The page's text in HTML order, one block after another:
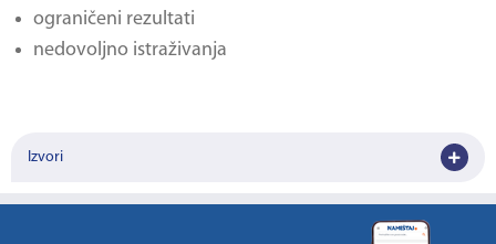
ograničeni rezultati
nedovoljno istraživanja
Izvori